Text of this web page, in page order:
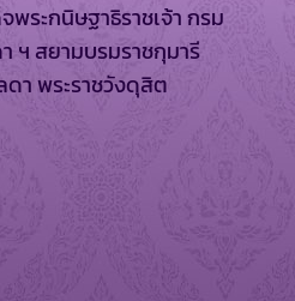
ระกนิษฐาธิราชเจ้า กรม
ฯ สยามบรมราชกุมารี
า พระราชวังดุสิต